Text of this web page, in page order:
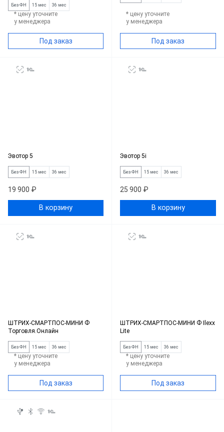
Без ФН 15 мес 36 мес
* цену уточните
у менеджера
Под заказ
* цену уточните
у менеджера
Под заказ
Эвотор 5
Без ФН 15 мес 36 мес
19 900 ₽
В корзину
Эвотор 5i
Без ФН 15 мес 36 мес
25 900 ₽
В корзину
ШТРИХ-СМАРТПОС-МИНИ Ф
Торговля.Онлайн
Без ФН 15 мес 36 мес
* цену уточните
у менеджера
Под заказ
ШТРИХ-СМАРТПОС-МИНИ Ф Ilexx
Lite
Без ФН 15 мес 36 мес
* цену уточните
у менеджера
Под заказ